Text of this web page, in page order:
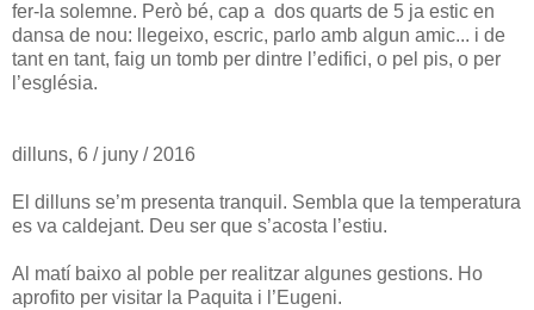
fer-la solemne. Però bé, cap a dos quarts de 5 ja estic en
dansa de nou: llegeixo, escric, parlo amb algun amic... i de
tant en tant, faig un tomb per dintre l’edifici, o pel pis, o per
l’església.
dilluns, 6 / juny / 2016
El dilluns se’m presenta tranquil. Sembla que la temperatura
es va caldejant. Deu ser que s’acosta l’estiu.
Al matí baixo al poble per realitzar algunes gestions. Ho
aprofito per visitar la Paquita i l’Eugeni.